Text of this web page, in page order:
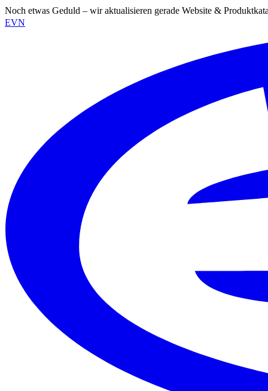
Noch etwas Geduld – wir aktualisieren gerade Website &
EVN